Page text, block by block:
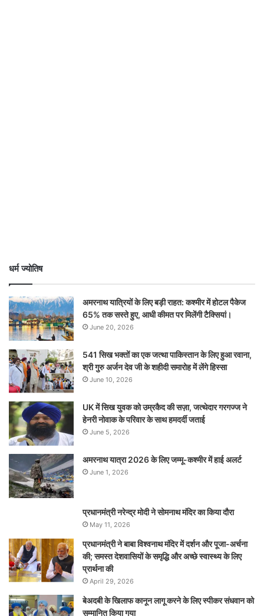
धर्म ज्योतिष
अमरनाथ यात्रियों के लिए बड़ी राहत: कश्मीर में होटल पैकेज
65% तक सस्ते हुए, आधी कीमत पर मिलेंगी टैक्सियां।
June 20, 2026
541 सिख भक्तों का एक जत्था पाकिस्तान के लिए हुआ रवाना,
श्री गुरु अर्जन देव जी के शहीदी समारोह में लेंगे हिस्सा
June 10, 2026
UK में सिख युवक को उम्रकैद की सज़ा, जत्थेदार गरगज्ज ने
हेनरी नोवाक के परिवार के साथ हमदर्दी जताई
June 5, 2026
अमरनाथ यात्रा 2026 के लिए जम्मू-कश्मीर में हाई अलर्ट
June 1, 2026
प्रधानमंत्री नरेन्‍द्र मोदी ने सोमनाथ मंदिर का किया दौरा
May 11, 2026
प्रधानमंत्री ने बाबा विश्वनाथ मंदिर में दर्शन और पूजा-अर्चना
की; समस्‍त देशवासियों के समृद्धि और अच्छे स्वास्थ्य के लिए
प्रार्थना की
April 29, 2026
बेअदबी के खिलाफ कानून लागू करने के लिए स्पीकर संधवान को
सम्मानित किया गया